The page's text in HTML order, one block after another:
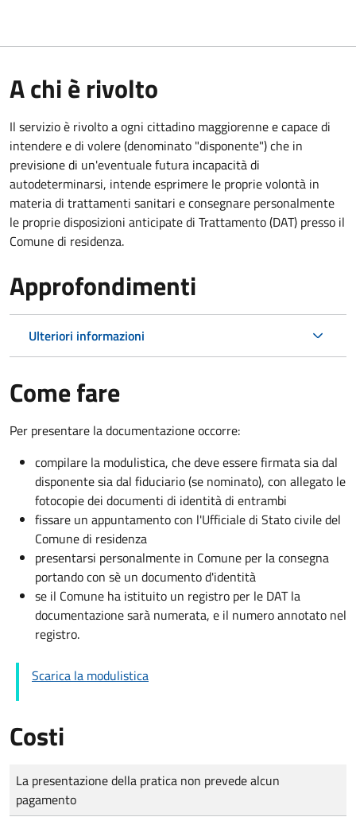
A chi è rivolto
Il servizio è rivolto a ogni cittadino maggiorenne e capace di
intendere e di volere (denominato "disponente") che in
previsione di un'eventuale futura incapacità di
autodeterminarsi, intende esprimere le proprie volontà in
materia di trattamenti sanitari e consegnare personalmente
le proprie disposizioni anticipate di Trattamento (DAT) presso il
Comune di residenza.
Approfondimenti
Ulteriori informazioni
Come fare
Per presentare la documentazione occorre:
compilare la modulistica, che deve essere firmata sia dal
disponente sia dal fiduciario (se nominato), con allegato le
fotocopie dei documenti di identità di entrambi
fissare un appuntamento con l'Ufficiale di Stato civile del
Comune di residenza
presentarsi personalmente in Comune per la consegna
portando con sè un documento d'identità
se il Comune ha istituito un registro per le DAT la
documentazione sarà numerata, e il numero annotato nel
registro.
Scarica la modulistica
Costi
Tipo di pagamento
Importo
La presentazione della pratica non prevede alcun
pagamento